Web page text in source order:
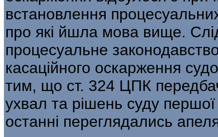
встановлення
про які йшла мова вище.
процесуальне
касаційного оскар­ження
тим, що ст. 324 ЦПК
ухвал та рішень суду
останні переглядались